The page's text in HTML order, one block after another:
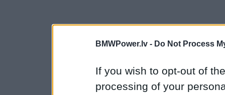
BMWPower.lv - Do Not Process
If you wish to opt-out of
processing of your